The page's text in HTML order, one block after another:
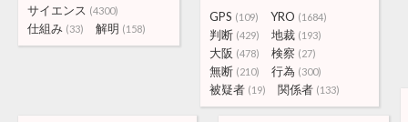
GPS (109) YRO (1684)
判断 (429) 地裁 (193)
大阪 (478) 検察 (27)
無断 (210) 行為 (300)
被疑者 (19) 関係者 (133)
サイエンス (4300)
仕組み (33) 解明 (158)